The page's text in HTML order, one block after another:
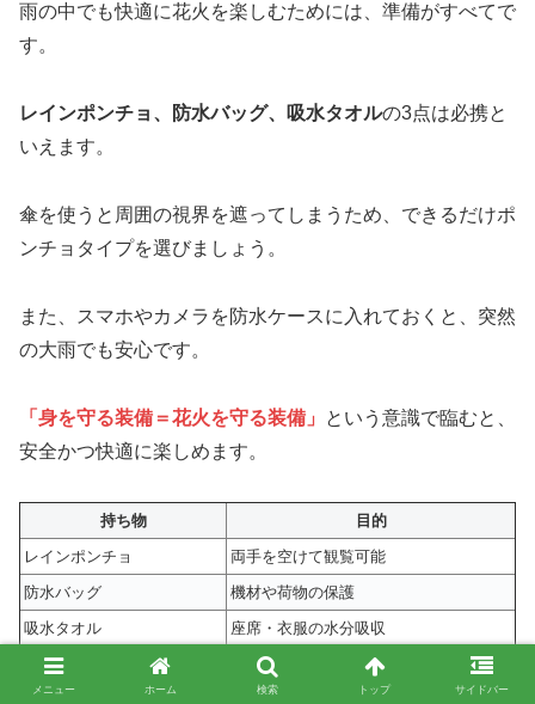
雨の中でも快適に花火を楽しむためには、準備がすべてで
す。
レインポンチョ、防水バッグ、吸水タオルの3点は必携と
いえます。
傘を使うと周囲の視界を遮ってしまうため、できるだけポ
ンチョタイプを選びましょう。
また、スマホやカメラを防水ケースに入れておくと、突然
の大雨でも安心です。
「身を守る装備＝花火を守る装備」
という意識で臨むと、
安全かつ快適に楽しめます。
持ち物
目的
レインポンチョ
両手を空けて観覧可能
防水バッグ
機材や荷物の保護
吸水タオル
座席・衣服の水分吸収
メニュー ホーム 検索 トップ サイドバー